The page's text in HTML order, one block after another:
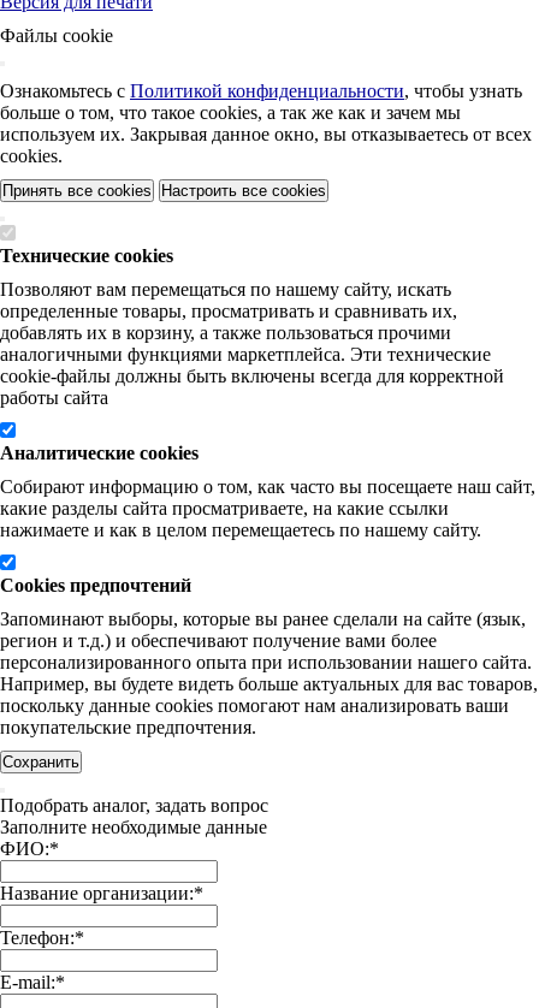
Файлы cookie
Ознакомьтесь с Политикой конфиденциальности, чтобы узнать
больше о том, что такое cookies, а так же как и зачем мы
используем их. Закрывая данное окно, вы отказываетесь от всех
cookies.
Принять все cookies Настроить все cookies
Технические cookies
Позволяют вам перемещаться по нашему сайту, искать
определенные товары, просматривать и сравнивать их,
добавлять их в корзину, а также пользоваться прочими
аналогичными функциями маркетплейса. Эти технические
cookie-файлы должны быть включены всегда для корректной
работы сайта
Аналитические cookies
Собирают информацию о том, как часто вы посещаете наш сайт,
какие разделы сайта просматриваете, на какие ссылки
нажимаете и как в целом перемещаетесь по нашему сайту.
Cookies предпочтений
Запоминают выборы, которые вы ранее сделали на сайте (язык,
регион и т.д.) и обеспечивают получение вами более
персонализированного опыта при использовании нашего сайта.
Например, вы будете видеть больше актуальных для вас товаров,
поскольку данные cookies помогают нам анализировать ваши
покупательские предпочтения.
Сохранить
Подобрать аналог, задать вопрос
Заполните необходимые данные
ФИО:*
Название организации:*
Телефон:*
E-mail:*